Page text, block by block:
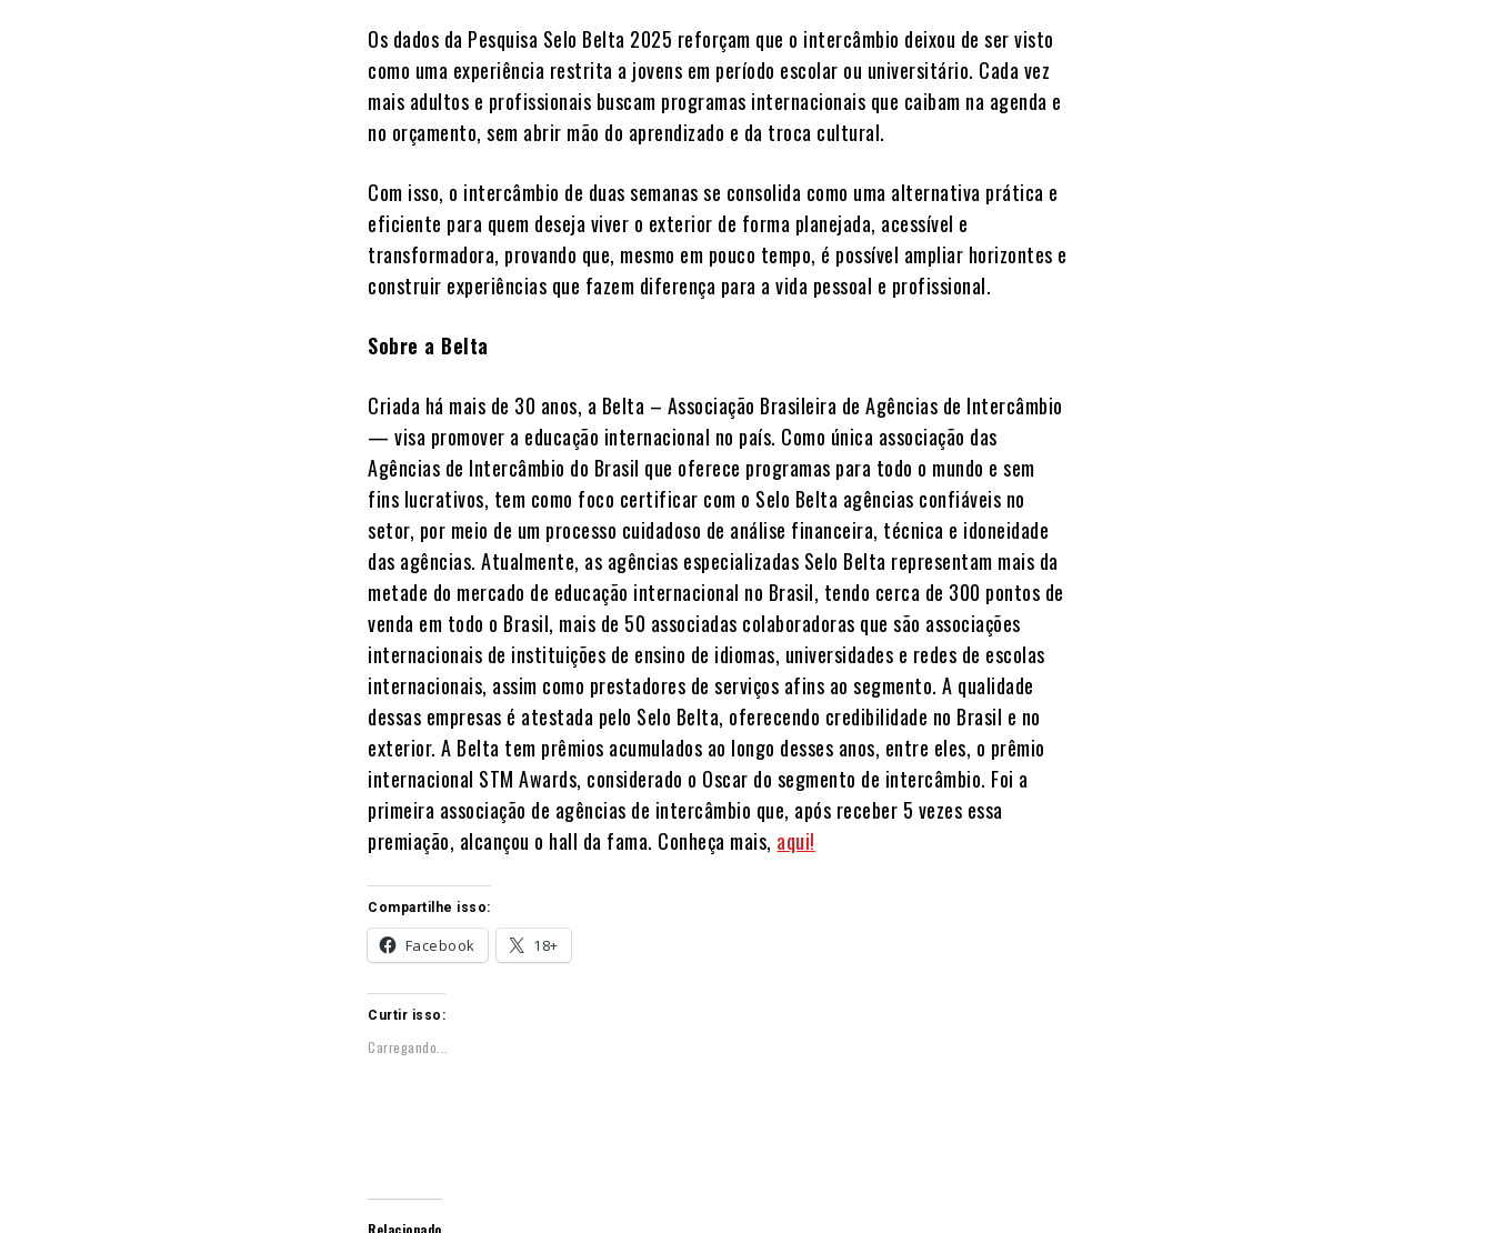
Os dados da Pesquisa Selo Belta 2025 reforçam que o intercâmbio deixou de ser visto
como uma experiência restrita a jovens em período escolar ou universitário. Cada vez
mais adultos e profissionais buscam programas internacionais que caibam na agenda e
no orçamento, sem abrir mão do aprendizado e da troca cultural.
Com isso, o intercâmbio de duas semanas se consolida como uma alternativa prática e
eficiente para quem deseja viver o exterior de forma planejada, acessível e
transformadora, provando que, mesmo em pouco tempo, é possível ampliar horizontes e
construir experiências que fazem diferença para a vida pessoal e profissional.
Sobre a Belta
Criada há mais de 30 anos, a Belta – Associação Brasileira de Agências de Intercâmbio
— visa promover a educação internacional no país. Como única associação das
Agências de Intercâmbio do Brasil que oferece programas para todo o mundo e sem
fins lucrativos, tem como foco certificar com o Selo Belta agências confiáveis no
setor, por meio de um processo cuidadoso de análise financeira, técnica e idoneidade
das agências. Atualmente, as agências especializadas Selo Belta representam mais da
metade do mercado de educação internacional no Brasil, tendo cerca de 300 pontos de
venda em todo o Brasil, mais de 50 associadas colaboradoras que são associações
internacionais de instituições de ensino de idiomas, universidades e redes de escolas
internacionais, assim como prestadores de serviços afins ao segmento. A qualidade
dessas empresas é atestada pelo Selo Belta, oferecendo credibilidade no Brasil e no
exterior. A Belta tem prêmios acumulados ao longo desses anos, entre eles, o prêmio
internacional STM Awards, considerado o Oscar do segmento de intercâmbio. Foi a
primeira associação de agências de intercâmbio que, após receber 5 vezes essa
premiação, alcançou o hall da fama. Conheça mais, aqui!
Compartilhe isso:
Facebook 18+
Curtir isso:
Carregando...
Relacionado